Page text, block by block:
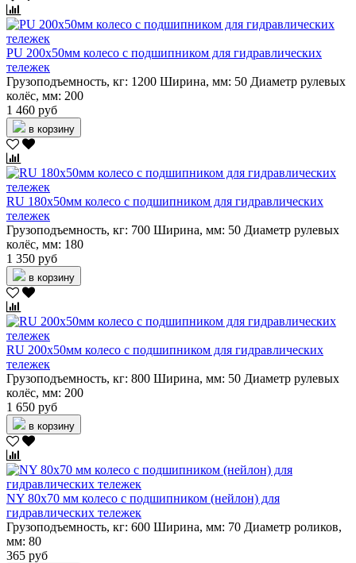
PU 200х50мм колесо с подшипником для гидравлических
тележек
Грузоподъемность, кг: 1200 Ширина, мм: 50 Диаметр рулевых
колёс, мм: 200
1 460 руб
в корзину
RU 180х50мм колесо с подшипником для гидравлических
тележек
Грузоподъемность, кг: 700 Ширина, мм: 50 Диаметр рулевых
колёс, мм: 180
1 350 руб
в корзину
RU 200х50мм колесо с подшипником для гидравлических
тележек
Грузоподъемность, кг: 800 Ширина, мм: 50 Диаметр рулевых
колёс, мм: 200
1 650 руб
в корзину
NY 80х70 мм колесо с подшипником (нейлон) для
гидравлических тележек
Грузоподъемность, кг: 600 Ширина, мм: 70 Диаметр роликов,
мм: 80
365 руб